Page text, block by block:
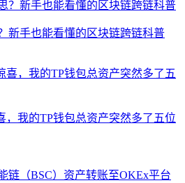
新手也能看懂的区块链跨链科普
，我的TP钱包总资产突然多了五位